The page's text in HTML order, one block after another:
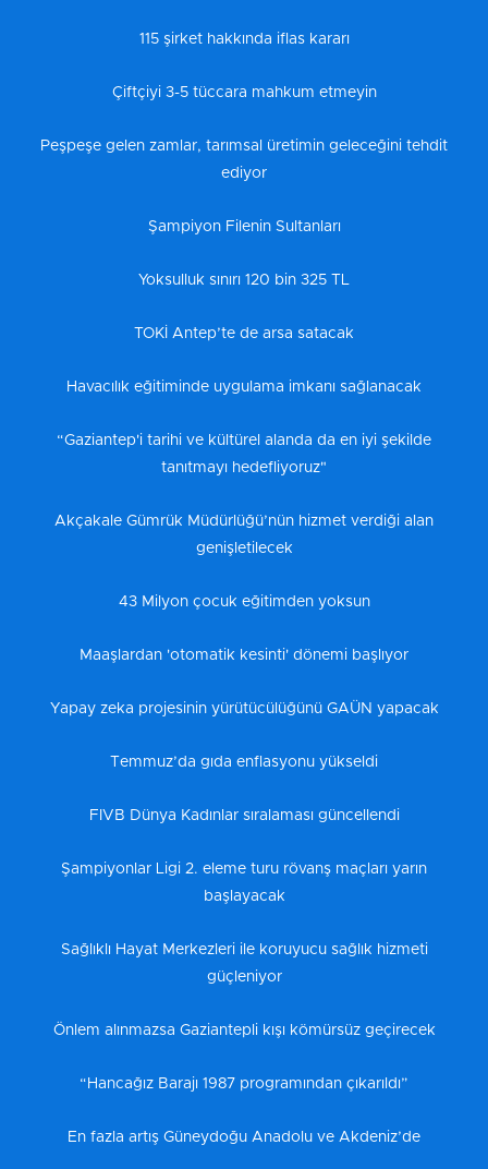
115 şirket hakkında iflas kararı
Çiftçiyi 3-5 tüccara mahkum etmeyin
Peşpeşe gelen zamlar, tarımsal üretimin geleceğini tehdit
ediyor
Şampiyon Filenin Sultanları
Yoksulluk sınırı 120 bin 325 TL
TOKİ Antep’te de arsa satacak
Havacılık eğitiminde uygulama imkanı sağlanacak
“Gaziantep'i tarihi ve kültürel alanda da en iyi şekilde
tanıtmayı hedefliyoruz"
Akçakale Gümrük Müdürlüğü’nün hizmet verdiği alan
genişletilecek
43 Milyon çocuk eğitimden yoksun
Maaşlardan 'otomatik kesinti' dönemi başlıyor
Yapay zeka projesinin yürütücülüğünü GAÜN yapacak
Temmuz’da gıda enflasyonu yükseldi
FIVB Dünya Kadınlar sıralaması güncellendi
Şampiyonlar Ligi 2. eleme turu rövanş maçları yarın
başlayacak
Sağlıklı Hayat Merkezleri ile koruyucu sağlık hizmeti
güçleniyor
Önlem alınmazsa Gaziantepli kışı kömürsüz geçirecek
“Hancağız Barajı 1987 programından çıkarıldı”
En fazla artış Güneydoğu Anadolu ve Akdeniz’de